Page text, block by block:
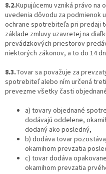
8.2.Kupujúcemu vzniká právo na
uvedenia dôvodu za podmienok
ochrane spotrebiteľa pri predaji
základe zmluvy uzavretej na
prevádzkových priestorov
niektorých zákonov, a to do 14
8.3.Tovar sa považuje za
spotrebiteľ alebo ním určená
prevezme všetky časti
a) tovary objednané
dodávajú oddelene,
dodaný ako posledný,
b) dodáva tovar
okamihom prevzatia
c) tovar dodáva
okamihom prevzatia